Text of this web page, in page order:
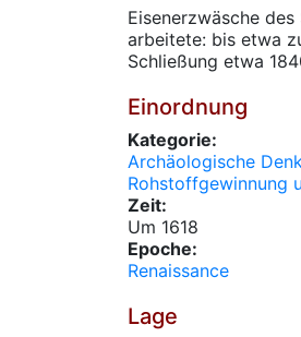
Eisenerzwäsche
arbeitete: bis etwa
Schließung etwa
Einordnung
Kategorie:
Archäologische
Rohstoffgewinnung
Zeit:
Um 1618
Epoche:
Renaissance
Lage